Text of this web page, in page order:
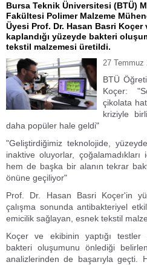
Bursa Teknik Üniversitesi (BTÜ)
Fakültesi Polimer Malzeme
Üyesi Prof. Dr. Hasan Basri Koçer
kaplandığı yüzeyde bakteri
tekstil malzemesi üretildi.
27 Temmuz
BTÜ
Koçer:
çikolata
kriziyle
daha popüler hale geldi"
"Geliştirdiğimiz teknolojide,
inaktive oluyorlar,
hem de başka bir alanın tekrar
önüne geçiliyor"
Prof. Dr. Hasan Basri Koçer'in
çalışma sonunda antibakteriyel
emicilik sağlayan, esnek tekstil
Koçer ve ekibinin yaptığı testler
bakteri oluşumunu önlediği
analizlerinden de başarıyla geçti.